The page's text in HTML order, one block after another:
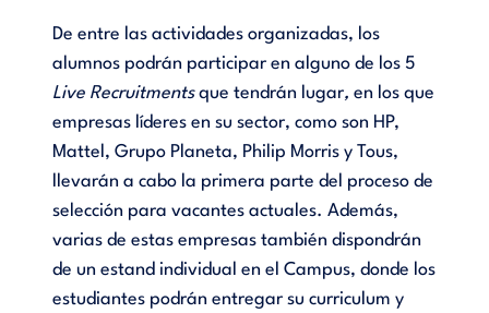
De entre las actividades organizadas, los
alumnos podrán participar en alguno de los 5
Live Recruitmentsque tendrán lugar, en los que
empresas líderes en su sector, como son HP,
Mattel, Grupo Planeta, Philip Morris y Tous,
llevarán a cabo la primera parte del proceso de
selección para vacantes actuales. Además,
varias de estas empresas también dispondrán
de un estand individual en el Campus, donde los
estudiantes podrán entregar su curriculum y